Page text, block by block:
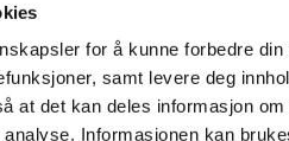
for å kunne forbedre
samt levere deg
at det kan deles informasjon
Informasjonen kan
som ønsker å
av egen
fra bedriftene og